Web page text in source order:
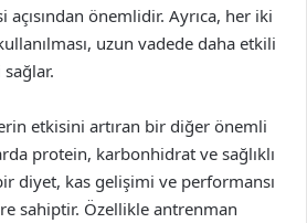
önemlidir. Ayrıca, her iki
uzun vadede daha etkili
etkisini artıran bir diğer önemli
protein, karbonhidrat ve sağlıklı
diyet, kas gelişimi ve performansı
sahiptir. Özellikle antrenman